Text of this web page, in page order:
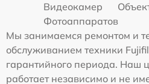
Видеокамер
Фотоаппаратов
Мы занимаемся ремонтом и
обслуживанием техники
гарантийного периода. Наш
работает независимо и не